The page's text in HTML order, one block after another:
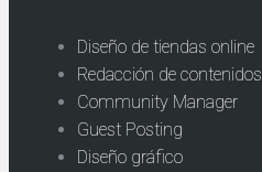
Diseño de tiendas online
Redacción de contenidos
Community Manager
Guest Posting
Diseño gráfico